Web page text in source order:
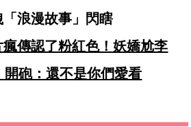
浪漫故事」閃瞎
瘋傳認了粉紅色！妖嬌尬李
砲：還不是你們愛看